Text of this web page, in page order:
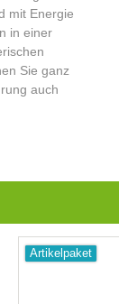
mit Energie
in einer
Sie ganz
auch
Artikelpaket